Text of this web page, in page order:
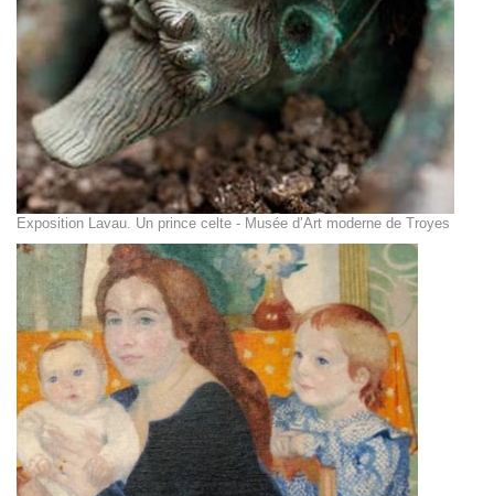
Exposition Lavau. Un prince celte - Musée d’Art moderne de Troyes